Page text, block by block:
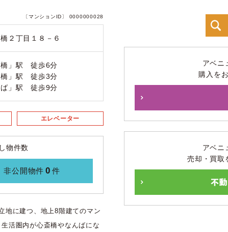
〔マンションID〕 0000000028
２丁目１８－６
」駅 徒歩6分
」駅 徒歩3分
」駅 徒歩9分
エレベーター
物件数
非公開物件 0 件
地に建つ、地上8階建てのマン
活圏内が心斎橋やなんばにな
アベニ
購入を
アベニ
売却・買取